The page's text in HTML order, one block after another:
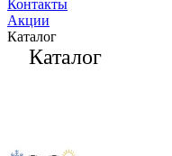
Контакты
Акции
Каталог
Каталог